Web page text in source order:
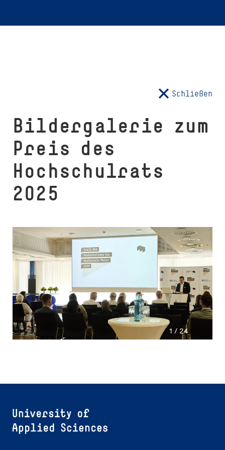
Schließen
Bildergalerie zum
Preis des
Hochschulrats
2025
1 / 24